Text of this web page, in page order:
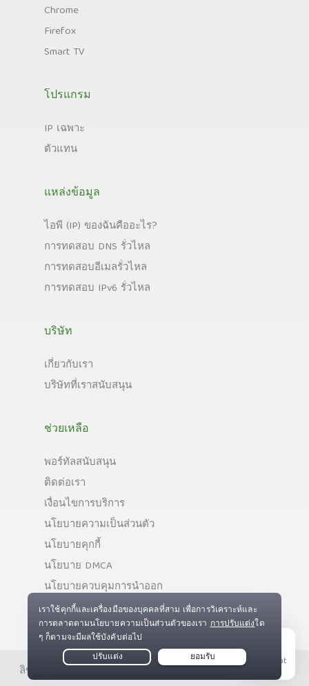
Chrome
Firefox
Smart TV
โปรแกรม
IP เฉพาะ
ตัวแทน
แหล่งข้อมูล
ไอพี (IP) ของฉันคืออะไร?
การทดสอบ DNS รั่วไหล
การทดสอบอีเมลรั่วไหล
การทดสอบ IPv6 รั่วไหล
บริษัท
เกี่ยวกับเรา
บริษัทที่เราสนับสนุน
ช่วยเหลือ
พอร์ทัลสนับสนุน
ติดต่อเรา
เงื่อนไขการบริการ
นโยบายความเป็นส่วนตัว
นโยบายคุกกี้
นโยบาย DMCA
นโยบายควบคุมการนำออก
ลิขสิทธิ์ © Private Internet Access, Inc. สงวนลิขสิทธิ์
Live Chat